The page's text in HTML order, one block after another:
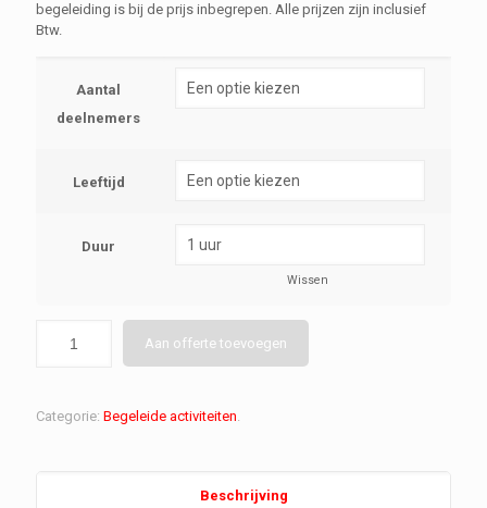
begeleiding is bij de prijs inbegrepen. Alle prijzen zijn inclusief
Btw.
Aantal
deelnemers
Leeftijd
Duur
Wissen
Aan offerte toevoegen
Categorie: Begeleide activiteiten.
Beschrijving